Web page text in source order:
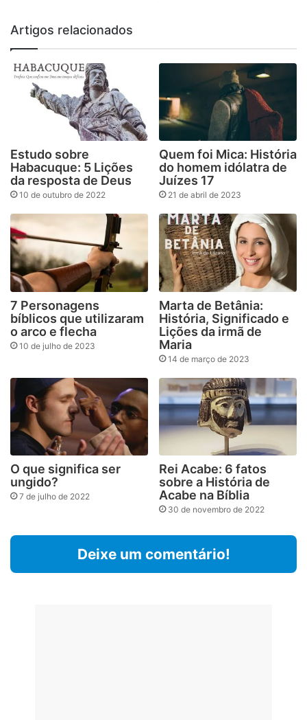
Artigos relacionados
Estudo sobre
Habacuque: 5 Lições
da resposta de Deus
10 de outubro de 2022
Quem foi Mica: História
do homem idólatra de
Juízes 17
21 de abril de 2023
7 Personagens
bíblicos que utilizaram
o arco e flecha
10 de julho de 2023
Marta de Betânia:
História, Significado e
Lições da irmã de
Maria
14 de março de 2023
O que significa ser
ungido?
7 de julho de 2022
Rei Acabe: 6 fatos
sobre a História de
Acabe na Bíblia
30 de novembro de 2022
Deixe um comentário!